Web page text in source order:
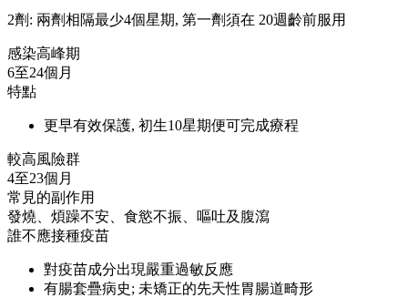
2劑: 兩劑相隔最少4個星期, 第一劑須在 20週齡前服用
感染高峰期
6至24個月
特點
更早有效保護, 初生10星期便可完成療程
較高風險群
4至23個月
常見的副作用
發燒、煩躁不安、食慾不振、嘔吐及腹瀉
誰不應接種疫苗
對疫苗成分出現嚴重過敏反應
有腸套疊病史; 未矯正的先天性胃腸道畸形